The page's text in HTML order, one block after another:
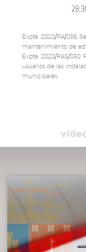
Expte. 2020/PA/036.
mantenimiento de
Expte. 2020/PAS/
usuarios de las
municipales.